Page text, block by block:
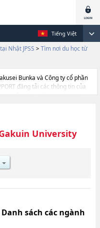
Tiếng Việt
Nhật JPSS > Tìm nơi du học từ
Bunka và Công ty cổ phần
đăng tải các thông tin của
đại học ngắn hạn, trường
là về các Ngành
Foreign StudieshoặcNgành
Intercultural
số lượng tuyển sinh, số lượng
địa điểm v.v...
University
sách các ngành